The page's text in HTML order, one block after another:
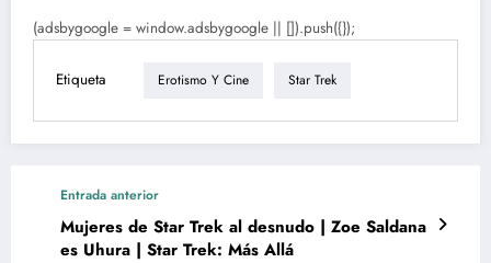
(adsbygoogle = window.adsbygoogle || []).push({});
Etiqueta Erotismo Y Cine Star Trek
Entrada anterior
Mujeres de Star Trek al desnudo | Zoe Saldana
es Uhura | Star Trek: Más Allá